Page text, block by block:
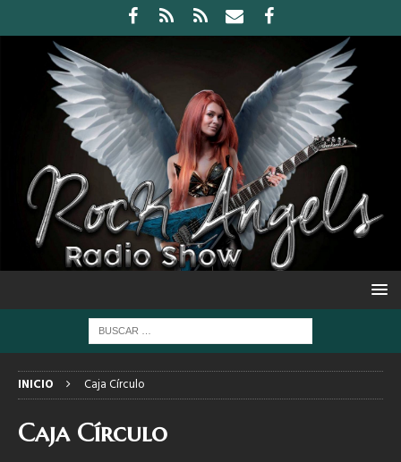
INICIO Caja Círculo
Caja Círculo